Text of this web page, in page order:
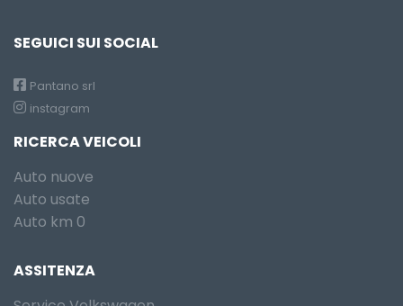
SEGUICI SUI SOCIAL
Pantano srl
instagram
RICERCA VEICOLI
Auto nuove
Auto usate
Auto km 0
ASSITENZA